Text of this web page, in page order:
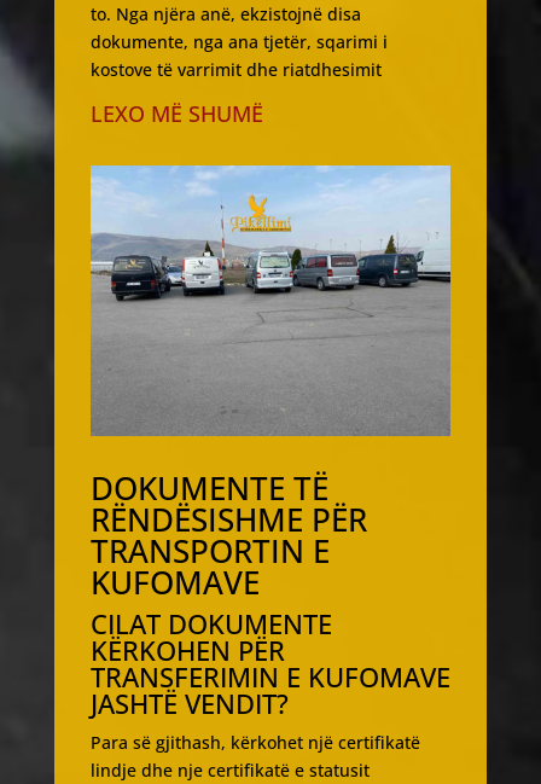
to. Nga njëra anë, ekzistojnë disa
dokumente, nga ana tjetër, sqarimi i
kostove të varrimit dhe riatdhesimit
LEXO MË SHUMË
DOKUMENTE TË
RËNDËSISHME PËR
TRANSPORTIN E
KUFOMAVE
CILAT DOKUMENTE
KËRKOHEN PËR
TRANSFERIMIN E KUFOMAVE
JASHTË VENDIT?
Para së gjithash, kërkohet një certifikatë
lindje dhe nje certifikatë e statusit